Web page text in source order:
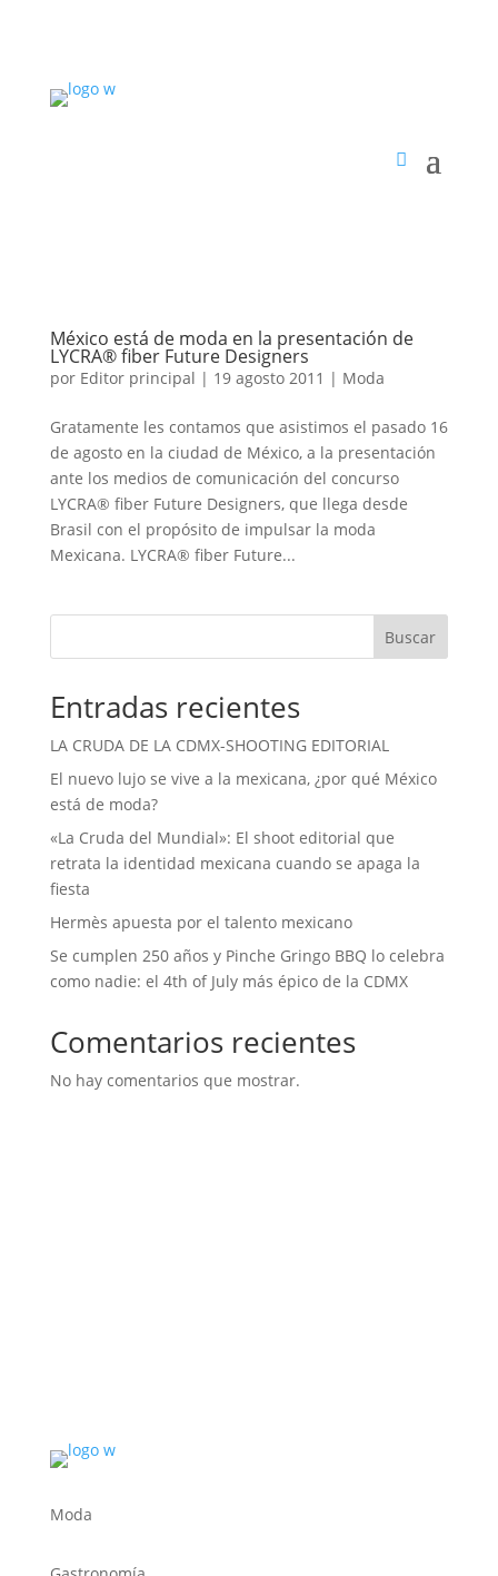
México está de moda en la presentación de
LYCRA® fiber Future Designers
por Editor principal | 19 agosto 2011 | Moda
Gratamente les contamos que asistimos el pasado 16
de agosto en la ciudad de México, a la presentación
ante los medios de comunicación del concurso
LYCRA® fiber Future Designers, que llega desde
Brasil con el propósito de impulsar la moda
Mexicana. LYCRA® fiber Future...
Buscar
Entradas recientes
LA CRUDA DE LA CDMX-SHOOTING EDITORIAL
El nuevo lujo se vive a la mexicana, ¿por qué México
está de moda?
«La Cruda del Mundial»: El shoot editorial que
retrata la identidad mexicana cuando se apaga la
fiesta
Hermès apuesta por el talento mexicano
Se cumplen 250 años y Pinche Gringo BBQ lo celebra
como nadie: el 4th of July más épico de la CDMX
Comentarios recientes
No hay comentarios que mostrar.
Moda